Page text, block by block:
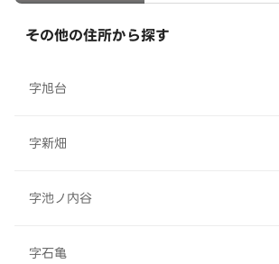
その他の住所から探す
字旭台
字新畑
字池ノ内谷
字石亀